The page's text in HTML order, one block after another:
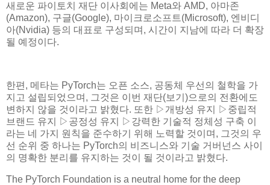
새로운 파이토치 재단 이사회에는 Meta와 AMD, 아마존
(Amazon), 구글(Google), 마이크로소프트(Microsoft), 엔비디
아(Nvidia) 등의 대표로 구성되며, 시간이 지남에 따라 더 확장
될 예정이다.
한편, 메타는 PyTorch는 오픈 소스, 공동체 우선의 철학을 가
지고 설립되었으며, 그것은 이번 재단(보기)으로의 전환에도
변하지 않을 것이라고 밝혔다. 또한 ▷개방성 유지 ▷중립적
브랜드 유지 ▷공정성 유지 ▷강력한 기술적 정체성 구축 이
라는 네 가지 원칙을 준수하기 위해 노력할 것이며, 그것의 우
선 순위 중 하나는 PyTorch의 비즈니스와 기술 거버넌스 사이
의 명확한 분리를 유지하는 것이 될 것이라고 밝혔다.
The PyTorch Foundation is a neutral home for the deep